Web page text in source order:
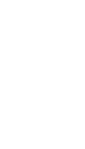
மாநகரசபை
தீர்வு காண